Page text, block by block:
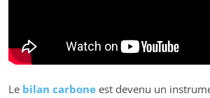
Le bilan carbone est devenu un